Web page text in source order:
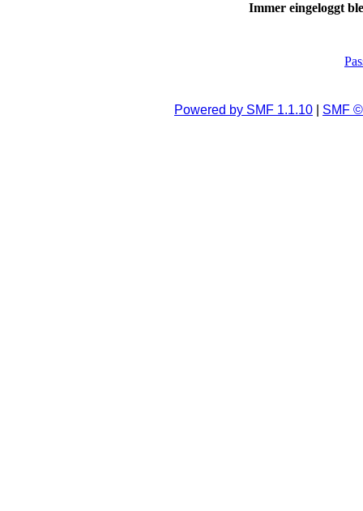
Immer eingeloggt
Powered by SMF 1.1.10 SMF